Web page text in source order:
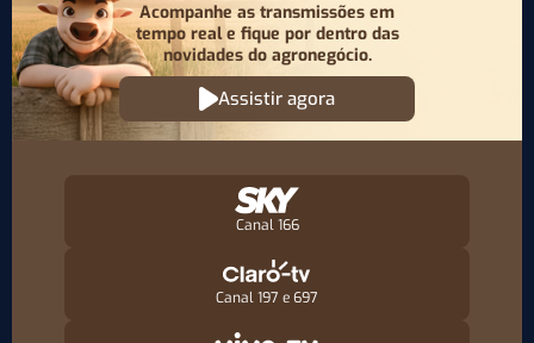
Acompanhe as transmissões em
tempo real e fique por dentro das
novidades do agronegócio.
Assistir agora
Canal 166
Canal 197 e 697